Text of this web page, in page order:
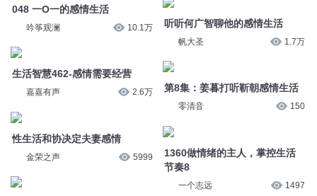
048 一O一的感情生活
吟筝观澜 10.1万
生活智慧462-感情需要经营
嘉嘉有声 2.6万
性生活和协决定夫妻感情
金荣之声 5999
听听何广智聊他的感情生活
帆大圣 1.7万
第8集：姜暮打听靳朝感情生活
零清音 150
1360做情绪的主人，掌控生活
节奏8
一个志远 1497